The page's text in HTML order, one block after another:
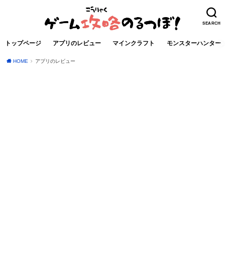
SEARCH
トップページ アプリのレビュー マインクラフト モンスターハンター
HOME アプリのレビュー